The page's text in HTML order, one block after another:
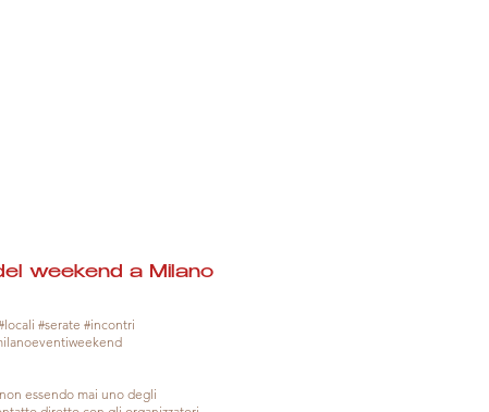
weekend a Milano
#serate #incontri
essendo mai uno degli